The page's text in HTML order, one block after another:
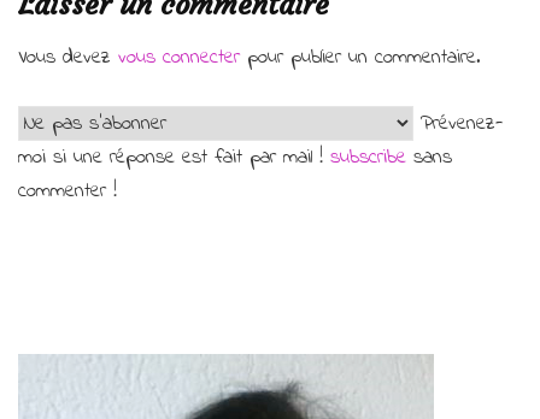
Vous devez vous connecterpour publier un commentaire.
Prévenez-
moi si une réponse est fait par mail ! subscribe sans
commenter !